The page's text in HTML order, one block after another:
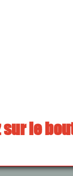
sur le